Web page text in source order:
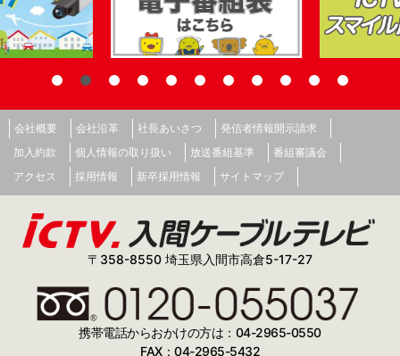
会社概要 会社沿革 社長あいさつ
発信者情報開示請求
加入約款
個人情報の取り扱い 放送番組基準
番組審議会
アクセス
採用情報 新卒採用情報 サイトマップ
〒358-8550 埼玉県入間市高倉5-17-27
携帯電話からおかけの方は：04-2965-0550
FAX：04-2965-5432